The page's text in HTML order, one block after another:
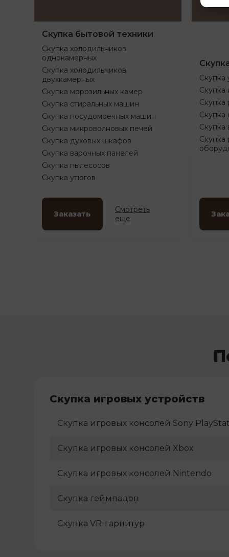
Скупка бытовой техники
Скупка холодильников
однокамерных
Скупка холодильников
двухкамерных
Скупка морозильных камер
Скупка стиральных машин
Скупка посудомоечных машин
Скупка микроволновых печей
Скупка духовых шкафов
Скупка варочных панелей
Скупка пылесосов
Скупка утюгов
Заказать
Смотреть
еще
Скупка
Скупка
Скупка
Скупка
Скупка
Скупка
Скупка игровых устройств
Скупка игровых консолей Sony
Скупка игровых консолей Xbox
Скупка игровых консолей Nintendo
Скупка геймпадов
Скупка VR-гарнитур